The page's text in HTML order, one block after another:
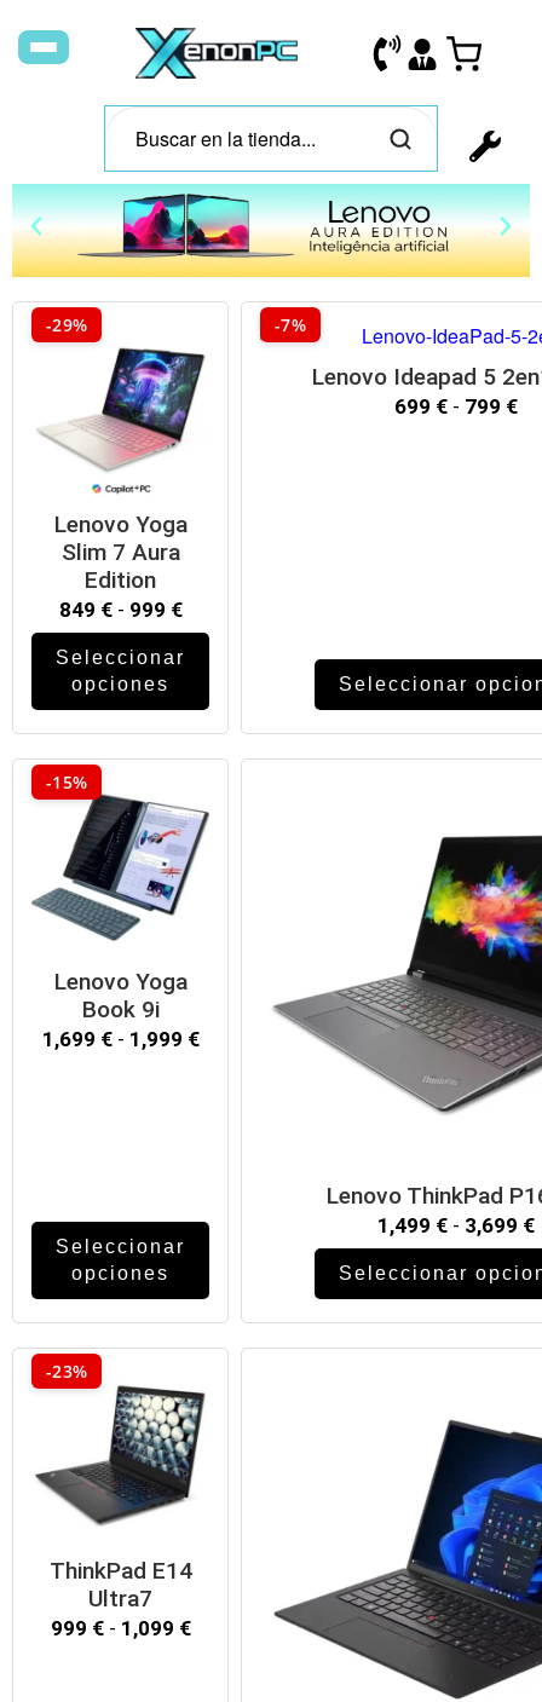
i
-29%
Lenovo Yoga
Slim 7 Aura
Edition
849 € - 999 €
Seleccionar
opciones
-7%
Lenovo Ideapad 5
699 € - 799 €
Seleccionar
-15%
Lenovo Yoga
Book 9i
1,699 € - 1,999 €
Seleccionar
opciones
Lenovo ThinkPad
1,499 € - 3,699 €
Seleccionar
-23%
ThinkPad E14
Ultra7
999 € - 1,099 €